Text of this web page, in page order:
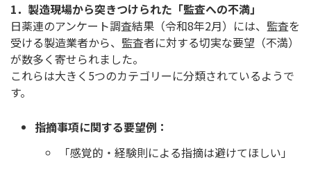
1．製造現場から突きつけられた「監査への不満」
日薬連のアンケート調査結果（令和8年2月）には、監査を
受ける製造業者から、監査者に対する切実な要望（不満）
が数多く寄せられました。
これらは大きく5つのカテゴリーに分類されているようで
す。
指摘事項に関する要望例：
「感覚的・経験則による指摘は避けてほしい」